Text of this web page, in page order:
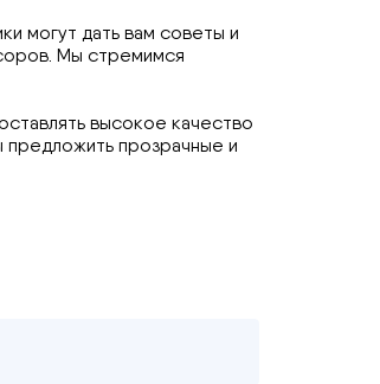
могут дать вам советы и
Мы стремимся
высокое качество
прозрачные и